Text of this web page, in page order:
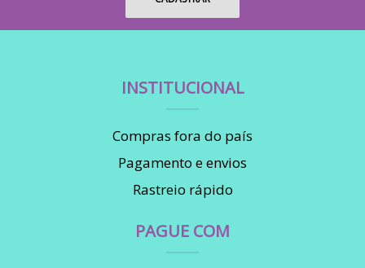
INSTITUCIONAL
Compras fora do país
Pagamento e envios
Rastreio rápido
PAGUE COM